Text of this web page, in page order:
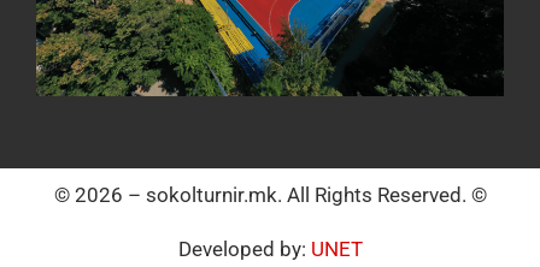
© 2026 – sokolturnir.mk. All Rights Reserved. ©
Developed by: UNET